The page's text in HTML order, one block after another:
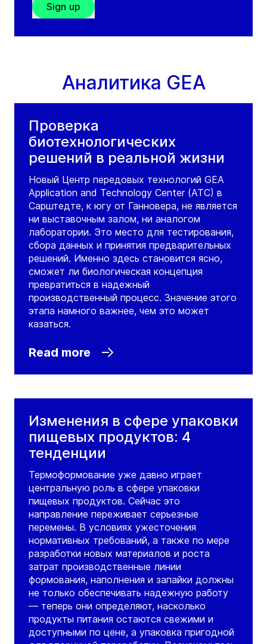
Sign up
Аналитика GEA
Проверка
биотехнологических
решений в реальной жизни
Новый Центр передовых технологий GEA
Application and Technology Center (ATC) в
Сарштедте, к югу от Ганновера, не является
ни выставочным залом, ни аналогом
лаборатории. Это место для тестирования,
сбора данных и принятия предварительных
решений. Именно здесь становится ясно,
сможет ли биологическая концепция
превратиться в надежный
производственный процесс. Значение этого
этапа намного важнее, чем это может
казаться.
Read more
Изменения в сфере упаковки
пищевых продуктов: 4
тенденции
Термоформование уже давно играет
центральную роль в сфере упаковки
пищевых продуктов. Сейчас это
направление переживает серьезные
перемены. В условиях ужесточения
нормативных требований, а также по мере
разработки новых материалов и роста
затрат производственные линии
формования, наполнения и запайки должны
не только обеспечивать надежную работу
— теперь они определяют, насколько
продукты питания остаются свежими и
доступными по цене, а упаковка пригодной